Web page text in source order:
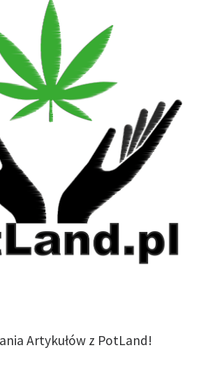
Artykułów z PotLand!